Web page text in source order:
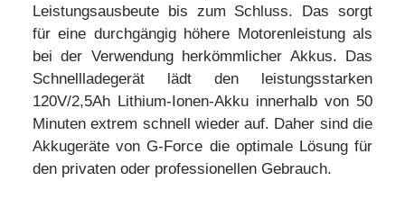
Leistungsausbeute bis zum Schluss. Das sorgt
für eine durchgängig höhere Motorenleistung als
bei der Verwendung herkömmlicher Akkus. Das
Schnellladegerät lädt den leistungsstarken
120V/2,5Ah Lithium-Ionen-Akku innerhalb von 50
Minuten extrem schnell wieder auf. Daher sind die
Akkugeräte von G-Force die optimale Lösung für
den privaten oder professionellen Gebrauch.